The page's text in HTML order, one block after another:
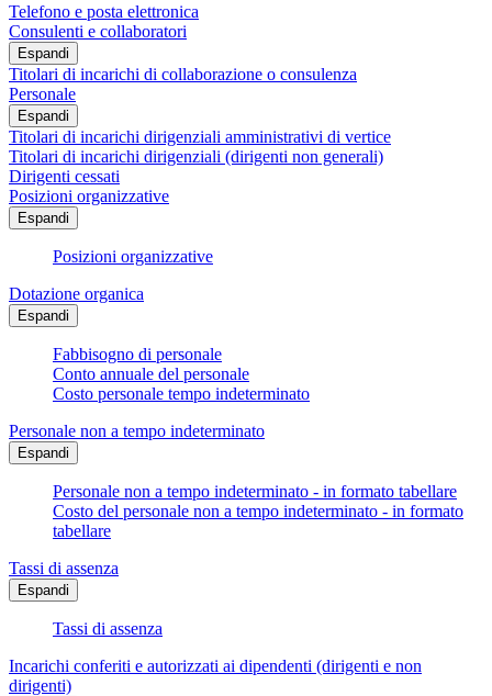
Telefono e posta elettronica
Consulenti e collaboratori
Espandi
Titolari di incarichi di collaborazione o consulenza
Personale
Espandi
Titolari di incarichi dirigenziali amministrativi di vertice
Titolari di incarichi dirigenziali (dirigenti non generali)
Dirigenti cessati
Posizioni organizzative
Espandi
Posizioni organizzative
Dotazione organica
Espandi
Fabbisogno di personale
Conto annuale del personale
Costo personale tempo indeterminato
Personale non a tempo indeterminato
Espandi
Personale non a tempo indeterminato - in formato tabellare
Costo del personale non a tempo indeterminato - in formato
tabellare
Tassi di assenza
Espandi
Tassi di assenza
Incarichi conferiti e autorizzati ai dipendenti (dirigenti e non
dirigenti)